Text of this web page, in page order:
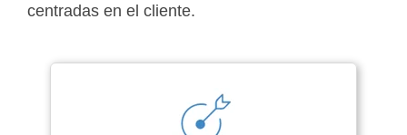
centradas en el cliente.